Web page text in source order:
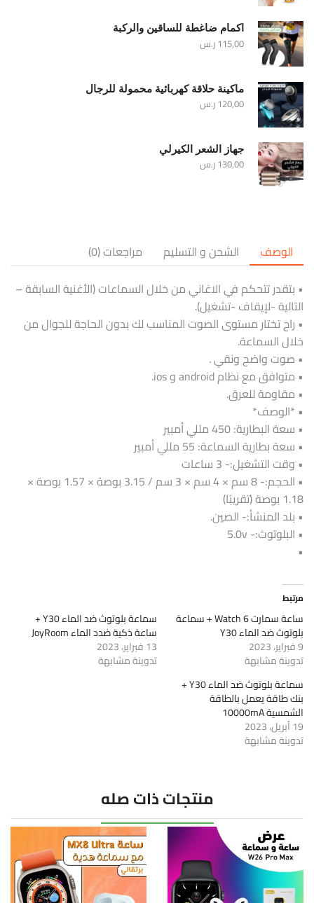
اكمام ضاغطة للساقين والركبة
115,00ر.س
ماكينة حلاقة كهربائية محمولة للرجال
120,00ر.س
جهاز الشعر الكيرلي
130,00ر.س
الوصف الشحن و التسليم
مراجعات (0)
• بتقدر تتحكم في الاغاني من خلال السماعات (الأغنية السابقة –
التالية -لإيقاف -تشغيل).
• راح تختار مستوى الصوت المناسب لك بدون الحاجة للجوال من
خلال السماعة.
• صوت واضح ونقي .
• متوافق مع نظام android و ios.
• مقاومة للعرق.
• *الوصف*
• سعة البطارية: 450 مللي أمبير
• سعة بطارية السماعة: 55 مللي أمبير
• وقت التشغيل:- 3 ساعات
• الحجم:- 8 سم × 4 سم × 3 سم / 3.15 بوصة × 1.57 بوصة ×
1.18 بوصة (تقريبًا)
• بلد المنشأ:- الصين.
• البلوتوث:- 5.0v
•
مرتبط
ساعة سمارت Watch 6 + سماعة
بلوتوث ضد الماء Y30
9 فبراير، 2023
تدوينة مشابهة
سماعة بلوتوث ضد الماء Y30 +
ساعة ذكية ضدد الماء JoyRoom
13 فبراير، 2023
تدوينة مشابهة
سماعة بلوتوث ضد الماء Y30 +
بنك طاقة يعمل بالطاقة
الشمسية 10000mA
19 أبريل، 2023
تدوينة مشابهة
منتجات ذات صله